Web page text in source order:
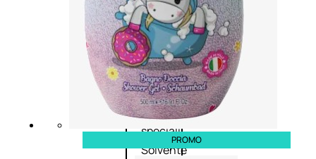
Unghie
Smalto
Smalto
effetti
speciali
Solvente
PROMO